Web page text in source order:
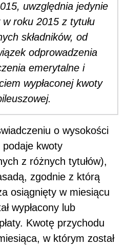
uwzględnia jedynie
roku 2015 z tytułu
składników, od
odprowadzenia
emerytalne i
wypłaconej kwoty
o wysokości
kwoty
z różnych tytułów),
zgodnie z którą
osiągnięty w miesiącu
wypłacony lub
Kwotę przychodu
w którym został